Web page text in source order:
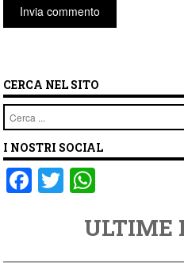
CERCA NEL SITO
Cerca
I NOSTRI SOCIAL
F
a
T
wi
at
ULTIME